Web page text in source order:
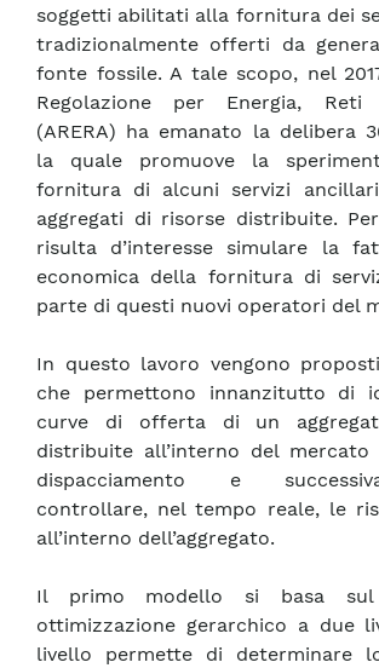
soggetti abilitati alla fornitura dei
tradizionalmente offerti da
fonte fossile. A tale scopo, nel
Regolazione per Energia, Reti
(ARERA) ha emanato la delibera
la quale promuove la
fornitura di alcuni servizi
aggregati di risorse distribuite.
risulta d’interesse simulare la
economica della fornitura di
parte di questi nuovi operatori del
In questo lavoro vengono
che permettono innanzitutto di
curve di offerta di un
distribuite all’interno del
dispacciamento e
controllare, nel tempo reale, le
all’interno dell’aggregato.
Il primo modello si basa
ottimizzazione gerarchico a due
livello permette di determinare